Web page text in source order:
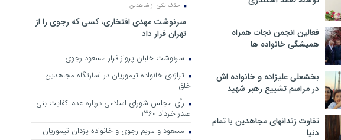
فعالین انجمن نجات همراه
همیشگی خانواده ها
بخشعلی علیزاده و خانواده اش
در مراسم تشییع رهبر شهید
تفاوت زندانهای مجاهدین با تمام
دنیا
حذف یکی از شاهدین
سرنوشت مهدی افتخاری، کسی که رجوی را از
تهران فرار داد
سرنوشت خلبان پرواز فرار مسعود رجوی
تراژدی خانواده تیموریان در اسارتگاه مجاهدین
خلق
رأی مجلس شورای اسلامی درباره عدم كفایت بنی
صدر خرداد 1360
مسعود و مریم رجوی و خانواده یزدان تیموریان